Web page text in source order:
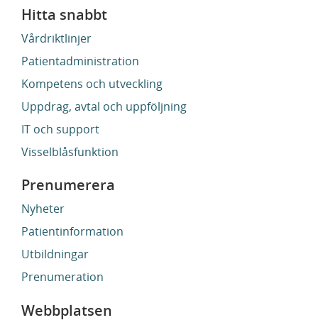
Hitta snabbt
Vårdriktlinjer
Patientadministration
Kompetens och utveckling
Uppdrag, avtal och uppföljning
IT och support
Visselblåsfunktion
Prenumerera
Nyheter
Patientinformation
Utbildningar
Prenumeration
Webbplatsen